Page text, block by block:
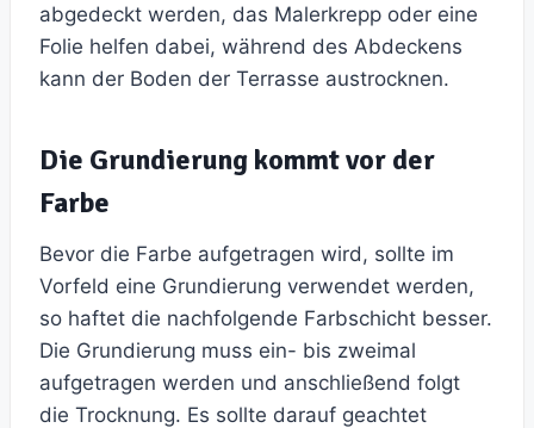
abgedeckt werden, das Malerkrepp oder eine
Folie helfen dabei, während des Abdeckens
kann der Boden der Terrasse austrocknen.
Die Grundierung kommt vor der
Farbe
Bevor die Farbe aufgetragen wird, sollte im
Vorfeld eine Grundierung verwendet werden,
so haftet die nachfolgende Farbschicht besser.
Die Grundierung muss ein- bis zweimal
aufgetragen werden und anschließend folgt
die Trocknung. Es sollte darauf geachtet